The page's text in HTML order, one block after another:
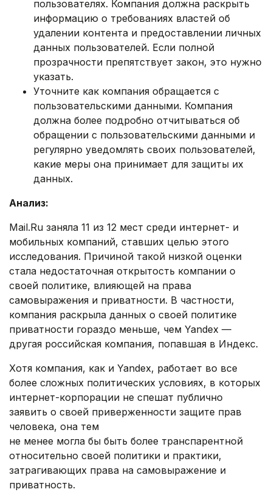
пользователях. Компания должна раскрыть
информацию о требованиях властей об
удалении контента и предоставлении личных
данных пользователей. Если полной
прозрачности препятствует закон, это нужно
указать.
Уточните как компания обращается с
пользовательскими данными. Компания
должна более подробно отчитываться об
обращении с пользовательскими данными и
регулярно уведомлять своих пользователей,
какие меры она принимает для защиты их
данных.
Анализ:
Mаіl.Ru заняла 11 из 12 мест среди интернет- и
мобильных компаний, ставших целью этого
исследования. Причиной такой низкой оценки
стала недостаточная открытость компании о
своей политике, влияющей на права
самовыражения и приватности. В частности,
компания раскрыла данных о своей политике
приватности гораздо меньше, чем Yandex —
другая российская компания, попавшая в Индекс.
Хотя компания, как и Yandex, работает во все
более сложных политических условиях, в которых
интернет-корпорации не спешат публично
заявить о своей приверженности защите прав
человека, она тем
не менее могла бы быть более транспарентной
относительно своей политики и практики,
затрагивающих права на самовыражение и
приватность.